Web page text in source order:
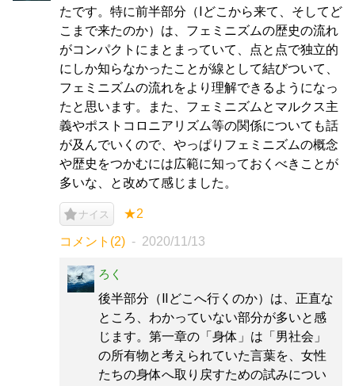
たです。特に前半部分（Ⅰどこから来て、そしてど
こまで来たのか）は、フェミニズムの歴史の流れ
がコンパクトにまとまっていて、点と点で独立的
にしか知らなかったことが線として結びついて、
フェミニズムの流れをより理解できるようになっ
たと思います。また、フェミニズムとマルクス主
義やポストコロニアリズム等の関係についても話
が及んでいくので、やっぱりフェミニズムの概念
や歴史をつかむには広範に知っておくべきことが
多いな、と改めて感じました。
ナイス ★2
コメント(2) 2020/11/13
ろく
後半部分（Ⅱどこへ行くのか）は、正直な
ところ、わかっていない部分が多いと感
じます。第一章の「身体」は「男社会」
の所有物と考えられていた言葉を、女性
たちの身体へ取り戻すための試みについ